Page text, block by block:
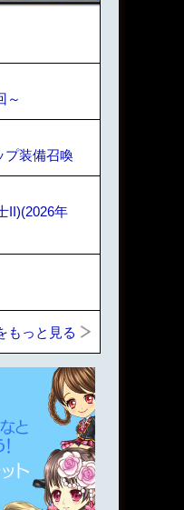
～
プ装備召喚
II)(2026年
もっと見る